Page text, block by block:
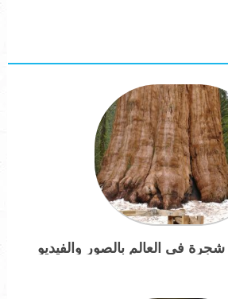
في العالم بالصور والفيديو